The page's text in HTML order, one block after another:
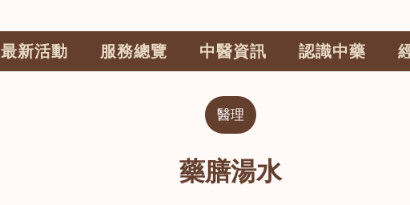
最新活動 服務總覽 中醫資訊 認識中藥
醫理
藥膳湯水